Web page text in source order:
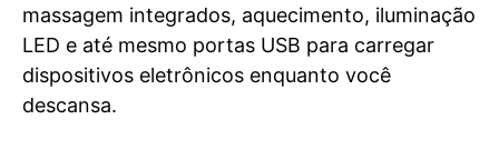
massagem integrados, aquecimento, iluminação
LED e até mesmo portas USB para carregar
dispositivos eletrônicos enquanto você
descansa.